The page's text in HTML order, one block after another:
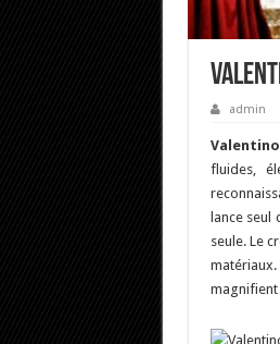
admin
Valentino
fluides,
lance
seule. Le
matériaux.
magnifient